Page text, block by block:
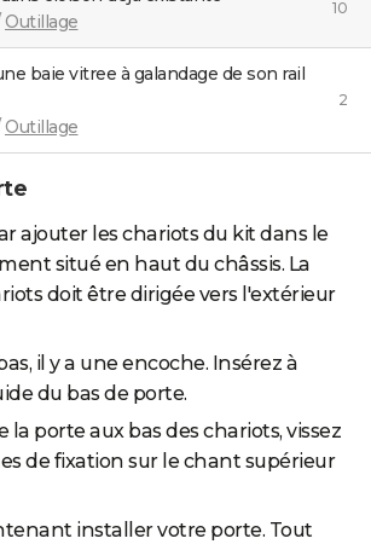
Outillage
10
Outillage
2
ajouter les chariots du kit dans le
situé en haut du châssis. La
doit être dirigée vers l'extérieur
il y a une encoche. Insérez à
du bas de porte.
la porte aux bas des chariots, vissez
de fixation sur le chant supérieur
installer votre porte. Tout